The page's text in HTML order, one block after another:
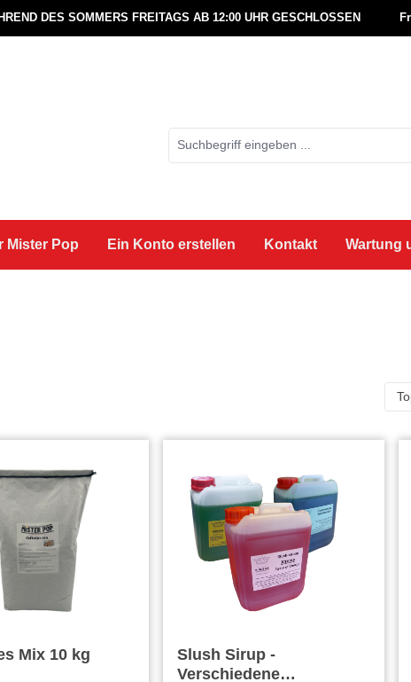
DES SOMMERS FREITAGS AB 12:00 UHR GESCHLOSSEN
Mister Pop Ein Konto erstellen Kontakt Wartung
Mix 10 kg
Slush Sirup -
Verschiedene